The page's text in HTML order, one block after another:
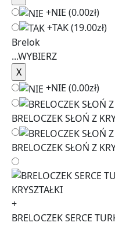
+NIE (0.00zł)
+TAK(19.00zł)
Brelok
...WYBIERZ
+NIE (0.00zł)
BRELOCZEK SŁOŃ Z
BRELOCZEK SŁOŃ Z
+
BRELOCZEK SERCE